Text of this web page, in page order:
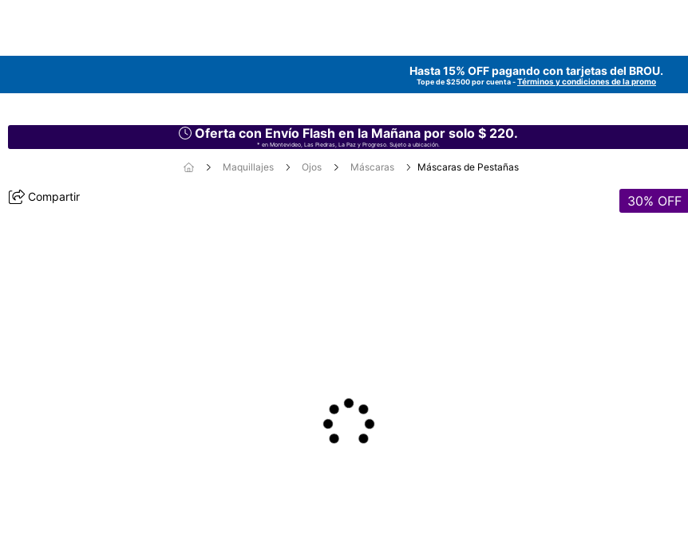
Hasta 15% OFF pagando con tarjetas del BROU.
Tope de $2500 por cuenta -Términos y condiciones de la promo
Oferta con Envío Flash en la Mañana por solo $ 220.
* en Montevideo, Las Piedras, La Paz y Progreso. Sujeto a ubicación.
Maquillajes Ojos Máscaras Máscaras de Pestañas
Compartir 30% OFF